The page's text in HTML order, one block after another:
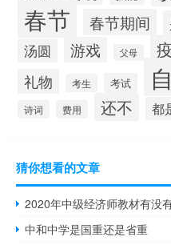
春节 春节期间
汤圆 游戏 父母
礼物 考生 考试
诗词 费用 还不 都
猜你想看的文章
中和中学是国重还是省重